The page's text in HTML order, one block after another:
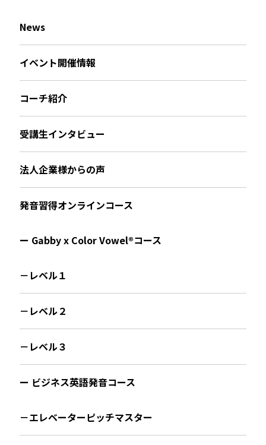
News
イベント開催情報
コーチ紹介
受講生インタビュー
法人企業様からの声
発音習得オンラインコース
ー Gabby x Color Vowel®︎コース
－レベル１
－レベル２
－レベル３
ー ビジネス英語発音コース
－エレベーターピッチマスター